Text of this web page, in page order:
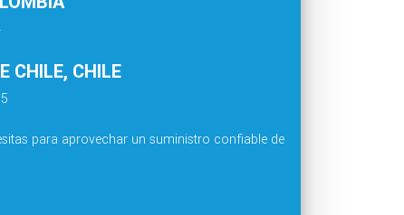
CHILE, CHILE
para aprovechar un suministro confiable de